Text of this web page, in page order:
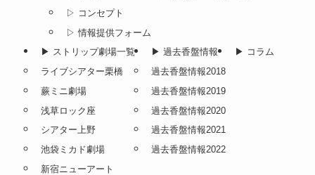
▷ コンセプト
▷ 情報提供フォーム
▶︎ ストリップ劇場一覧
ライブシアター栗橋
蕨ミニ劇場
浅草ロック座
シアター上野
池袋ミカド劇場
新宿ニューアート
▶︎ 過去香盤情報
過去香盤情報2018
過去香盤情報2019
過去香盤情報2020
過去香盤情報2021
過去香盤情報2022
▶︎ コラム